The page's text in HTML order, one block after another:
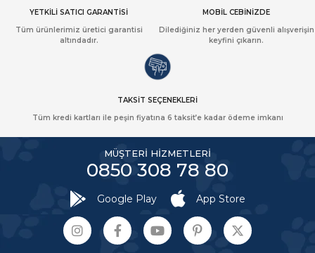
YETKİLİ SATICI GARANTİSİ
Tüm ürünlerimiz üretici garantisi
altındadır.
MOBİL CEBİNİZDE
Dilediğiniz her yerden güvenli alışverişin
keyfini çıkarın.
TAKSİT SEÇENEKLERİ
Tüm kredi kartları ile peşin fiyatına 6 taksit’e kadar ödeme imkanı
MÜŞTERİ HİZMETLERİ
0850 308 78 80
Google Play App Store